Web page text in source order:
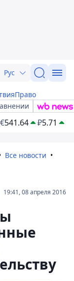
Рус
Право
€541.64 ₽5.71
Все новости
19:41, 08 апреля 2016